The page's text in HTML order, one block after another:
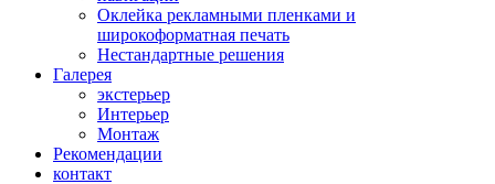
Оклейка рекламными пленками и
широкоформатная печать
Нестандартные решения
Галерея
экстерьер
Интерьер
Монтаж
Рекомендации
контакт